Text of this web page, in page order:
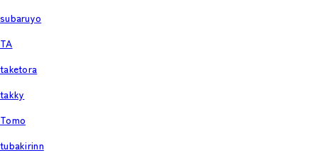
subaruyo
TA
taketora
takky
Tomo
tubakirinn